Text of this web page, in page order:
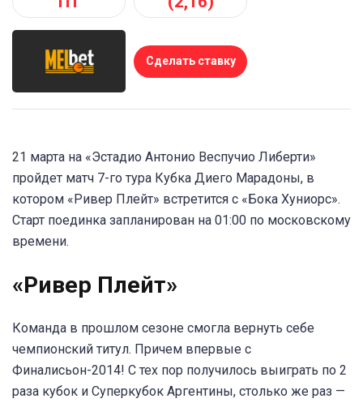
Сделать ставку
21 марта на «Эстадио Антонио Веспучио Либерти»
пройдет матч 7-го тура Кубка Диего Марадоны, в
котором «Ривер Плейт» встретится с «Бока Хуниорс».
Старт поединка запланирован на 01:00 по московскому
времени.
«Ривер Плейт»
Команда в прошлом сезоне смогла вернуть себе
чемпионский титул. Причем впервые с
Финалисьон-2014! С тех пор получилось выиграть по 2
раза кубок и Суперкубок Аргентины, столько же раз —